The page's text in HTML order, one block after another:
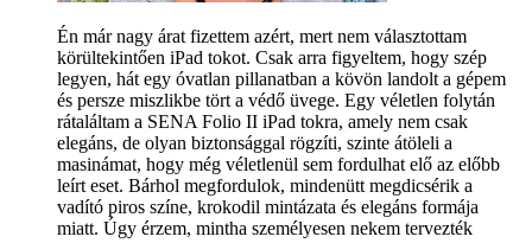
Én már nagy árat fizettem azért, mert nem választottam
körültekintően iPad tokot. Csak arra figyeltem, hogy szép
legyen, hát egy óvatlan pillanatban a kövön landolt a gépem
és persze miszlikbe tört a védő üvege. Egy véletlen folytán
rátaláltam a SENA Folio II iPad tokra, amely nem csak
elegáns, de olyan biztonsággal rögzíti, szinte átöleli a
masinámat, hogy még véletlenül sem fordulhat elő az előbb
leírt eset. Bárhol megfordulok, mindenütt megdicsérik a
vadító piros színe, krokodil mintázata és elegáns formája
miatt. Úgy érzem, mintha személyesen nekem tervezték